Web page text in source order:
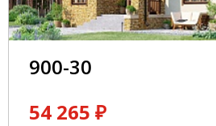
900-30
54 265 ₽